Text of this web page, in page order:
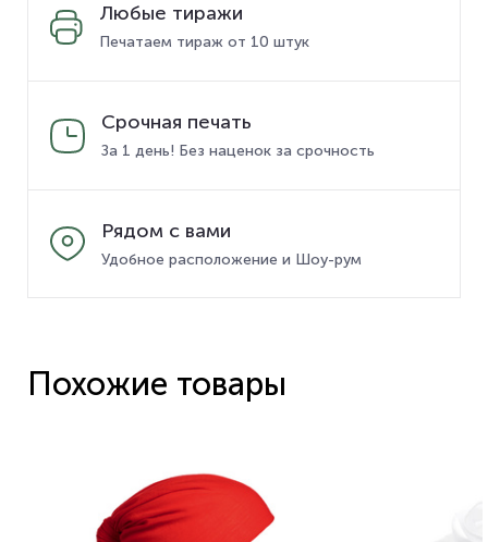
Любые тиражи
Печатаем тираж от 10 штук
Срочная печать
За 1 день! Без наценок за срочность
Рядом с вами
Удобное расположение и Шоу-рум
Похожие товары